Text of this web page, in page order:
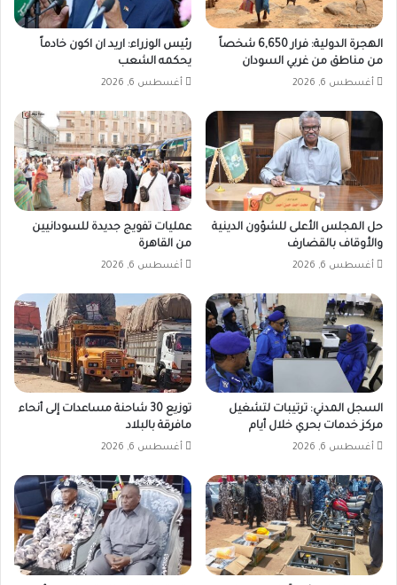
الهجرة الدولية: فرار 6,650 شخصاً
من مناطق من غربي السودان
أغسطس 6, 2026
رئيس الوزراء: اريد ان اكون خادماً
يحكمه الشعب
أغسطس 6, 2026
حل المجلس الأعلى للشؤون الدينية
والأوقاف بالقضارف
أغسطس 6, 2026
عمليات تفويج جديدة للسودانيين
من القاهرة
أغسطس 6, 2026
السجل المدني: ترتيبات لتشغيل
مركز خدمات بحري خلال أيام
أغسطس 6, 2026
توزيع 30 شاحنة مساعدات إلى أنحاء
مافرقة بالبلاد
أغسطس 6, 2026